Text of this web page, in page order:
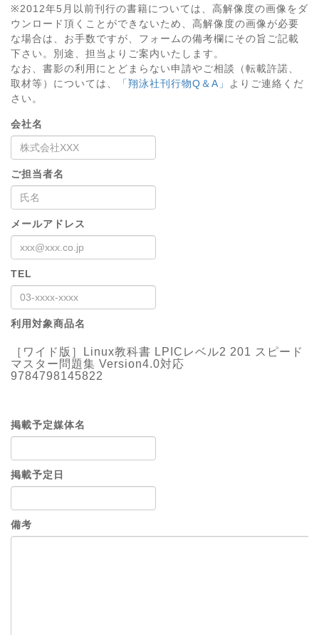
※2012年5月以前刊行の書籍については、高解像度の画像をダ
ウンロード頂くことができないため、高解像度の画像が必要
な場合は、お手数ですが、フォームの備考欄にその旨ご記載
下さい。別途、担当よりご案内いたします。
なお、書影の利用にとどまらない申請やご相談（転載許諾、
取材等）については、
「翔泳社刊行物Q＆A」
よりご連絡くだ
さい。
会社名
ご担当者名
メールアドレス
TEL
利用対象商品名
［ワイド版］Linux教科書 LPICレベル2 201 スピード
マスター問題集 Version4.0対応
9784798145822
掲載予定媒体名
掲載予定日
備考